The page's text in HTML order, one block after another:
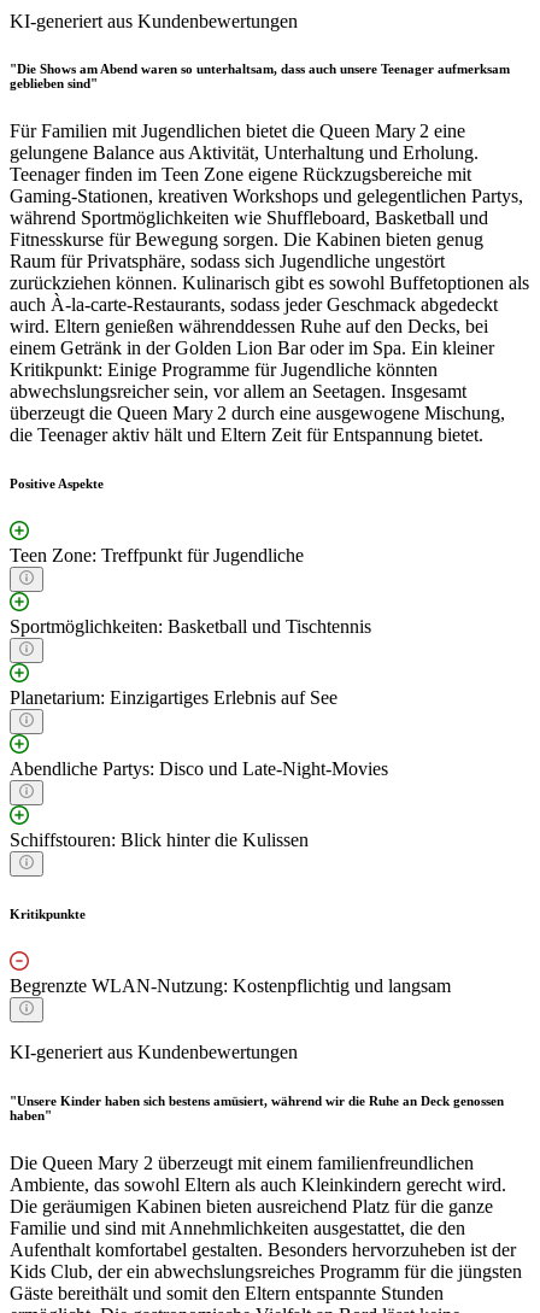
KI-generiert aus Kundenbewertungen
"Die Shows am Abend waren so unterhaltsam, dass auch unsere Teenager aufmerksam
geblieben sind"
Für Familien mit Jugendlichen bietet die Queen Mary 2 eine
gelungene Balance aus Aktivität, Unterhaltung und Erholung.
Teenager finden im Teen Zone eigene Rückzugsbereiche mit
Gaming-Stationen, kreativen Workshops und gelegentlichen Partys,
während Sportmöglichkeiten wie Shuffleboard, Basketball und
Fitnesskurse für Bewegung sorgen. Die Kabinen bieten genug
Raum für Privatsphäre, sodass sich Jugendliche ungestört
zurückziehen können. Kulinarisch gibt es sowohl Buffetoptionen als
auch À-la-carte-Restaurants, sodass jeder Geschmack abgedeckt
wird. Eltern genießen währenddessen Ruhe auf den Decks, bei
einem Getränk in der Golden Lion Bar oder im Spa. Ein kleiner
Kritikpunkt: Einige Programme für Jugendliche könnten
abwechslungsreicher sein, vor allem an Seetagen. Insgesamt
überzeugt die Queen Mary 2 durch eine ausgewogene Mischung,
die Teenager aktiv hält und Eltern Zeit für Entspannung bietet.
Positive Aspekte
Teen Zone: Treffpunkt für Jugendliche
Sportmöglichkeiten: Basketball und Tischtennis
Planetarium: Einzigartiges Erlebnis auf See
Abendliche Partys: Disco und Late-Night-Movies
Schiffstouren: Blick hinter die Kulissen
Kritikpunkte
Begrenzte WLAN-Nutzung: Kostenpflichtig und langsam
KI-generiert aus Kundenbewertungen
"Unsere Kinder haben sich bestens amüsiert, während wir die Ruhe an Deck genossen
haben"
Die Queen Mary 2 überzeugt mit einem familienfreundlichen
Ambiente, das sowohl Eltern als auch Kleinkindern gerecht wird.
Die geräumigen Kabinen bieten ausreichend Platz für die ganze
Familie und sind mit Annehmlichkeiten ausgestattet, die den
Aufenthalt komfortabel gestalten. Besonders hervorzuheben ist der
Kids Club, der ein abwechslungsreiches Programm für die jüngsten
Gäste bereithält und somit den Eltern entspannte Stunden